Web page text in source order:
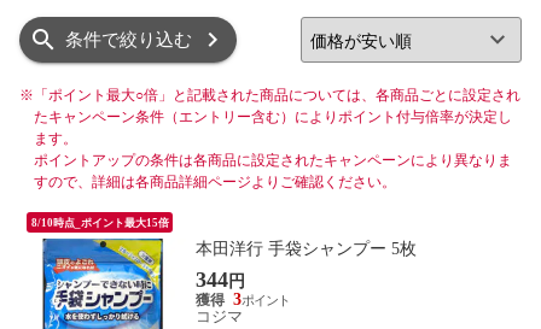
条件で絞り込む
※ 「ポイント最大○倍」と記載された商品については、各商品ごとに設定され
たキャンペーン条件（エントリー含む）によりポイント付与倍率が決定し
ます。
ポイントアップの条件は各商品に設定されたキャンペーンにより異なりま
すので、詳細は各商品詳細ページよりご確認ください。
8/10時点_ポイント最大15倍
本田洋行 手袋シャンプー 5枚
344円
3
コジマ